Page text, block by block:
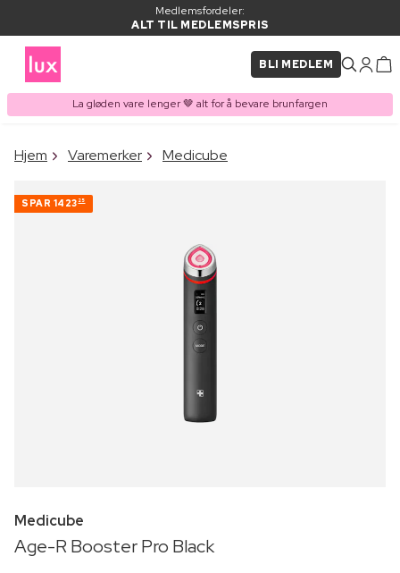
Medlemsfordeler:
ALT TIL MEDLEMSPRIS
BLI MEDLEM
La gløden vare lenger 🤎 alt for å bevare brunfargen
VARE LAGT I
Hjem Varemerker Medicube
SPAR 1423 25
Medicube
Age-R Booster Pro Black